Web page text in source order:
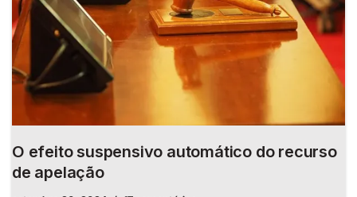
O efeito suspensivo automático do recurso
de apelação